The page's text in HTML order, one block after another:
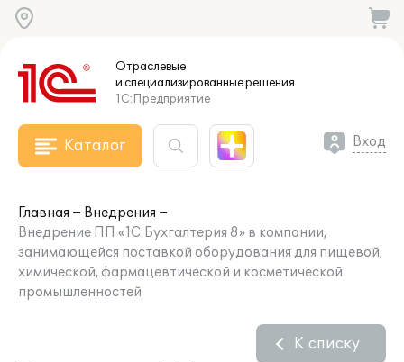
Отраслевые
и специализированныерешения
1С:Предприятие
Каталог Вход
Главная
Внедрения
Внедрение ПП «1С:Бухгалтерия 8» в компании,
занимающейся поставкой оборудования для пищевой,
химической, фармацевтической и косметической
промышленностей
К списку